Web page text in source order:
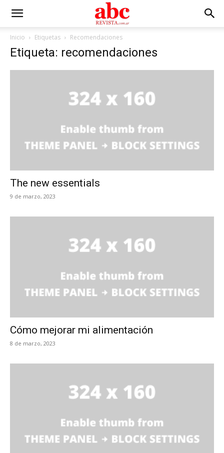
Inicio Etiquetas Recomendaciones
Etiqueta: recomendaciones
The new essentials
9 de marzo, 2023
Cómo mejorar mi alimentación
8 de marzo, 2023